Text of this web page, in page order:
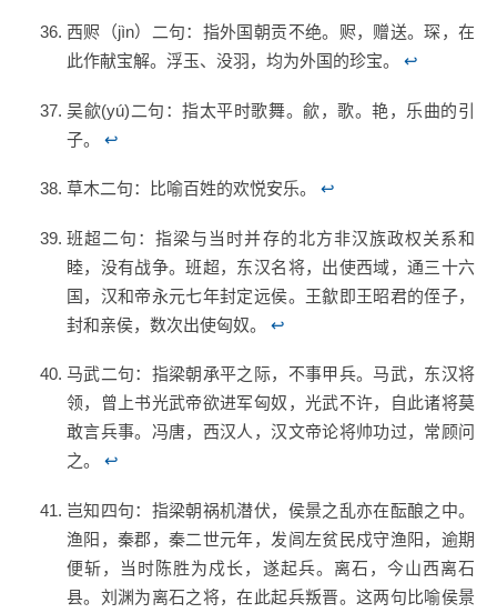
西赆（jìn）二句：指外国朝贡不绝。赆，赠送。琛，在
此作献宝解。浮玉、没羽，均为外国的珍宝。 ↩
吴歈(yú)二句：指太平时歌舞。歈，歌。艳，乐曲的引
子。 ↩
草木二句：比喻百姓的欢悦安乐。 ↩
班超二句：指梁与当时并存的北方非汉族政权关系和
睦，没有战争。班超，东汉名将，出使西域，通三十六
国，汉和帝永元七年封定远侯。王歙即王昭君的侄子，
封和亲侯，数次出使匈奴。 ↩
马武二句：指梁朝承平之际，不事甲兵。马武，东汉将
领，曾上书光武帝欲进军匈奴，光武不许，自此诸将莫
敢言兵事。冯唐，西汉人，汉文帝论将帅功过，常顾问
之。 ↩
岂知四句：指梁朝祸机潜伏，侯景之乱亦在酝酿之中。
渔阳，秦郡，秦二世元年，发闾左贫民戍守渔阳，逾期
便斩，当时陈胜为戍长，遂起兵。离石，今山西离石
县。刘渊为离石之将，在此起兵叛晋。这两句比喻侯景